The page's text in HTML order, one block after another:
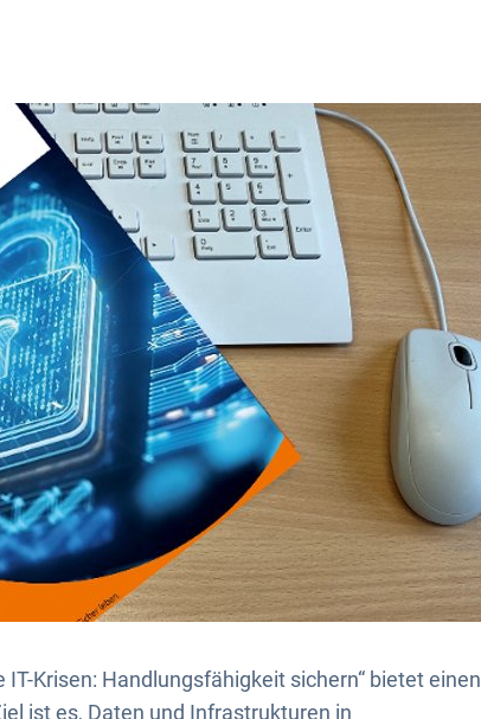
Krisen: Handlungsfähigkeit sichern“ bietet einen
ist es, Daten und Infrastrukturen in